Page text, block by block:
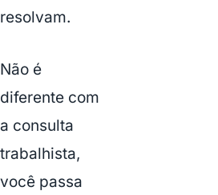
resolvam.
Não é
diferente com
a consulta
trabalhista,
você passa